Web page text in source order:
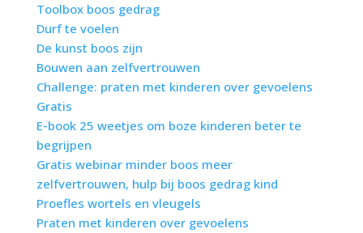
Toolbox boos gedrag
Durf te voelen
De kunst boos zijn
Bouwen aan zelfvertrouwen
Challenge: praten met kinderen over gevoelens
Gratis
E-book 25 weetjes om boze kinderen beter te
begrijpen
Gratis webinar minder boos meer
zelfvertrouwen, hulp bij boos gedrag kind
Proefles wortels en vleugels
Praten met kinderen over gevoelens